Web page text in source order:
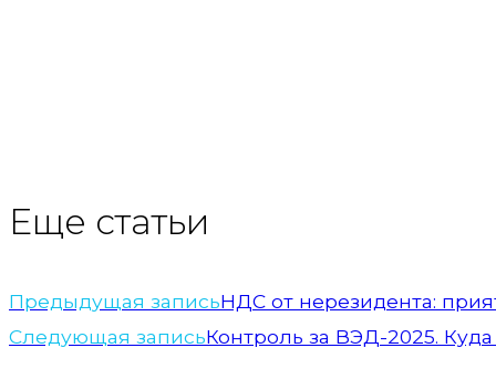
Еще статьи
Предыдущая записьНДС от нерезидента:
Следующая записьКонтроль за ВЭД-2025.